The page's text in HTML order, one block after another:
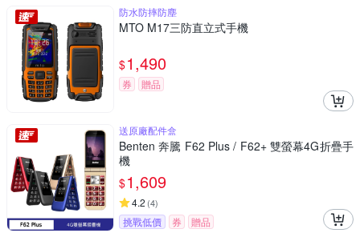
防水防摔防塵
MTO M17三防直立式手機
$1,490
券 贈品
送原廠配件盒
Benten 奔騰 F62 Plus / F62+ 雙螢幕4G折疊手
機
$1,609
4.2 (4)
挑戰低價 券 贈品